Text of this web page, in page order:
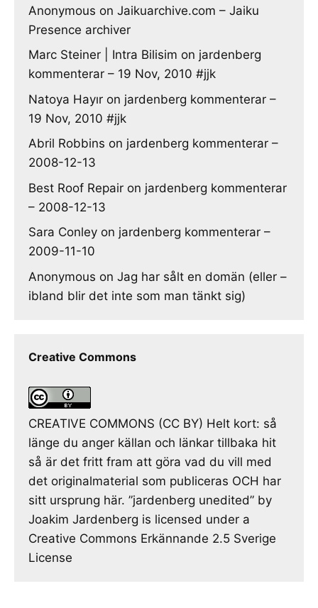
Anonymous on Jaikuarchive.com – Jaiku
Presence archiver
Marc Steiner | Intra Bilisim on jardenberg
kommenterar – 19 Nov, 2010 #jjk
Natoya Hayır on jardenberg kommenterar –
19 Nov, 2010 #jjk
Abril Robbins on jardenberg kommenterar –
2008-12-13
Best Roof Repair on jardenberg kommenterar
– 2008-12-13
Sara Conley on jardenberg kommenterar –
2009-11-10
Anonymous on Jag har sålt en domän (eller –
ibland blir det inte som man tänkt sig)
Creative Commons
CREATIVE COMMONS (CC BY) Helt kort: så
länge du anger källan och länkar tillbaka hit
så är det fritt fram att göra vad du vill med
det originalmaterial som publiceras OCH har
sitt ursprung här. ”jardenberg unedited” by
Joakim Jardenberg is licensed under a
Creative Commons Erkännande 2.5 Sverige
License